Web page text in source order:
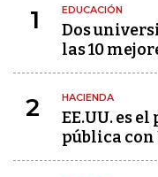
1 EDUCACIÓN
Dos
las 10
2 HACIENDA
EE.UU. es
pública con